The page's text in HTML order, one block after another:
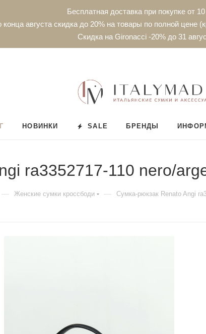
Бесплатная доставка при покупке от
конца августа скидка до 20% на товары по полной цене
Скидка на Gironacci -20% до 31
НОВИНКИ SALE БРЕНДЫ
ra3352717-110 nero/
— Женские сумки кроссбоди — Сумка-рюкзак Renato Angi